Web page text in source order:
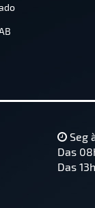
Seg
Das
Das